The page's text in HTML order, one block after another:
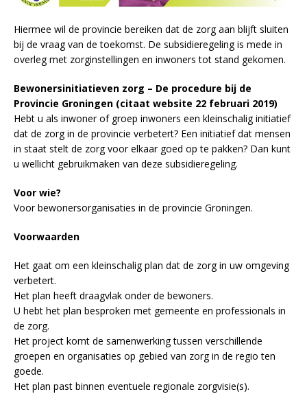
Hiermee wil de provincie bereiken dat de zorg aan blijft sluiten
bij de vraag van de toekomst. De subsidieregeling is mede in
overleg met zorginstellingen en inwoners tot stand gekomen.
Bewonersinitiatieven zorg – De procedure bij de
Provincie Groningen (citaat website 22 februari 2019)
Hebt u als inwoner of groep inwoners een kleinschalig initiatief
dat de zorg in de provincie verbetert? Een initiatief dat mensen
in staat stelt de zorg voor elkaar goed op te pakken? Dan kunt
u wellicht gebruikmaken van deze subsidieregeling.
Voor wie?
Voor bewonersorganisaties in de provincie Groningen.
Voorwaarden
Het gaat om een kleinschalig plan dat de zorg in uw omgeving
verbetert.
Het plan heeft draagvlak onder de bewoners.
U hebt het plan besproken met gemeente en professionals in
de zorg.
Het project komt de samenwerking tussen verschillende
groepen en organisaties op gebied van zorg in de regio ten
goede.
Het plan past binnen eventuele regionale zorgvisie(s).